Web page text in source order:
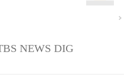
NEWS DIG